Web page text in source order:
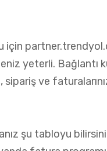
yeterli. Bağlantı
ve
şu tabloyu